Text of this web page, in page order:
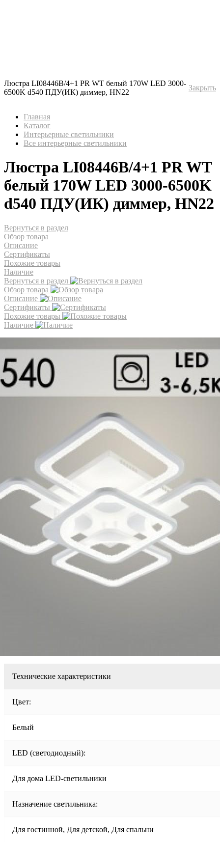
Люстра LI08446B/4+1 PR WT белый 170W LED 3000-
6500K d540 ПДУ(ИК) диммер, HN22
Закрыть
Главная
Каталог
Интерьерные светильники
Все интерьерные светильники
Люстра LI08446B/4+1 PR WT
белый 170W LED 3000-6500K
d540 ПДУ(ИК) диммер, HN22
Вернуться в раздел
Обзор товара
Описание
Сертификаты
Похожие товары
Наличие
Вернуться в раздел
Обзор товара
Описание
Сертификаты
Похожие товары
Наличие
Технические характеристики
Цвет:
Белый
LED (светодиодный):
Для дома LED-светильники
Назначение светильника:
Для гостинной, Для детской, Для спальни